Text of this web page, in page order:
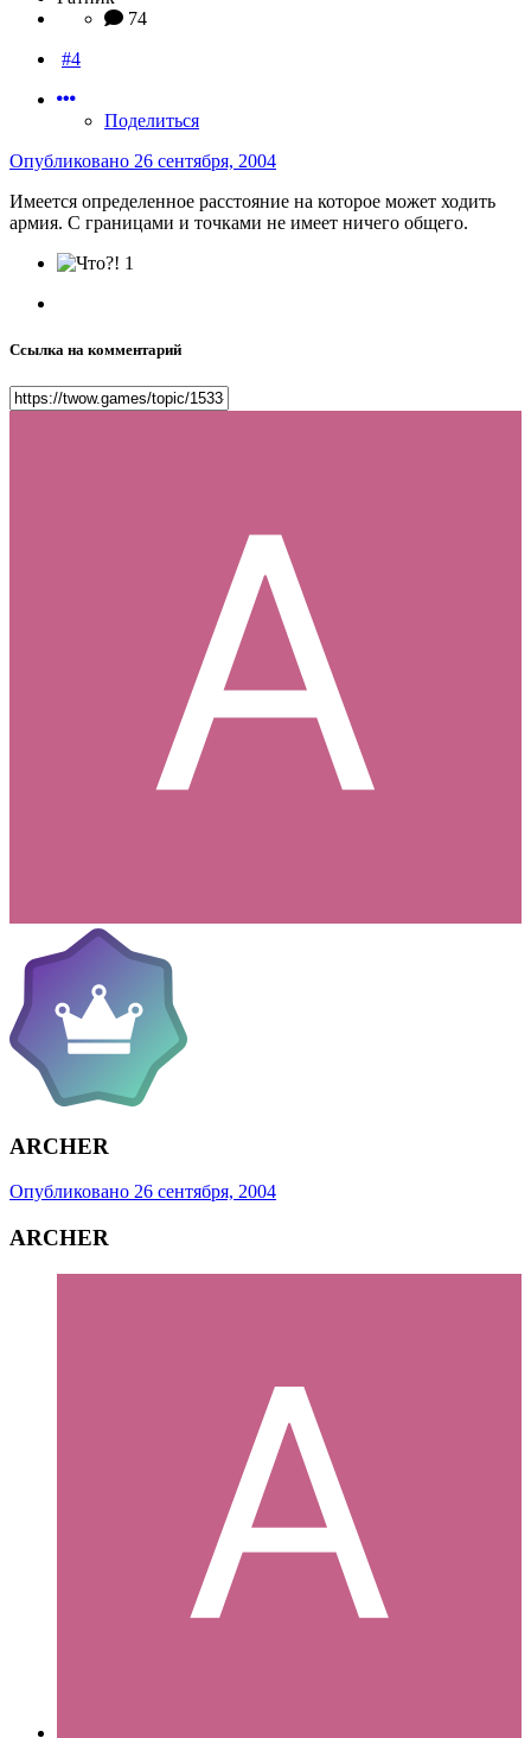
74
#4
Поделиться
Опубликовано 26 сентября, 2004
Имеется определенное расстояние на которое может ходить
армия. С границами и точками не имеет ничего общего.
1
Ссылка на комментарий
ARCHER
Опубликовано 26 сентября, 2004
ARCHER